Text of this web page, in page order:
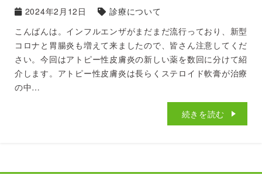
2024年2月12日
診療について
こんばんは。インフルエンザがまだまだ流行っており、新型
コロナと胃腸炎も増えて来ましたので、皆さん注意してくだ
さい。今回はアトピー性皮膚炎の新しい薬を数回に分けて紹
介します。アトピー性皮膚炎は長らくステロイド軟膏が治療
の中…
続きを読む